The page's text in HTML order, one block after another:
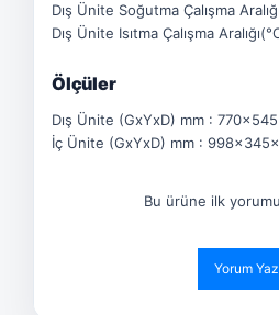
Dış Ünite Soğutma Çalışma
Dış Ünite Isıtma Çalışma
Ölçüler
Dış Ünite (GxYxD) mm :
İç Ünite (GxYxD) mm :
Bu ürüne ilk
Yorum Yaz